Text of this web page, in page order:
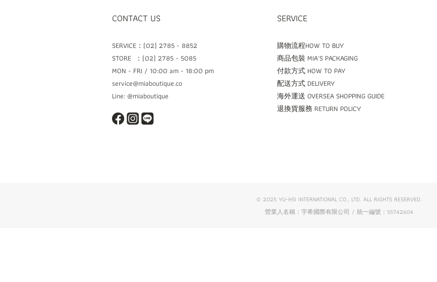
CONTACT US
SERVICE：(02) 2785 - 8852
STORE ：(02) 2785 - 5085
MON - FRI / 10:00 am - 18:00 pm
service@miaboutique.co
Line: @miaboutique
SERVICE
購物流程HOW TO BUY
商品包裝 MIA'S PACKAGING
付款方式 HOW TO PAY
配送方式 DELIVERY
海外運送 OVERSEA SHOPPING GUIDE
退換貨服務 RETURN POLICY
© 2025 YU-HSI INTERNATIONAL CO., LTD. ALL RIGHTS RESERVED.
營業人名稱：宇希國際有限公司 / 統一編號：55742604